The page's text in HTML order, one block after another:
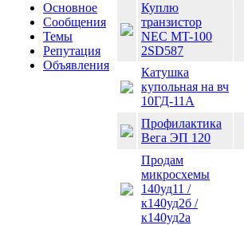
Основное
Сообщения
Темы
Репутация
Объявления
Куплю
транзистор
NEC MT-100
2SD587
Катушка
купольная на вч
10ГД-11А
Профилактика
Вега ЭП 120
Продам
микросхемы
140уд11 /
к140уд2б /
к140уд2а